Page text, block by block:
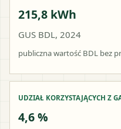
215,8 kWh
GUS BDL, 2024
publiczna wartość BDL bez
UDZIAŁ KORZYSTAJĄCYCH Z
4,6 %